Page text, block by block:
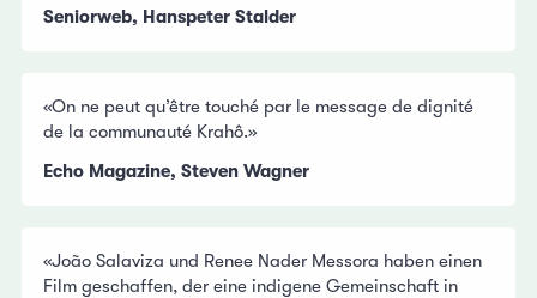
Seniorweb, Hanspeter Stalder
«On ne peut qu’être touché par le message de dignité
de la communauté Krahô.»
Echo Magazine, Steven Wagner
«João Salaviza und Renee Nader Messora haben einen
Film geschaffen, der eine indigene Gemeinschaft in